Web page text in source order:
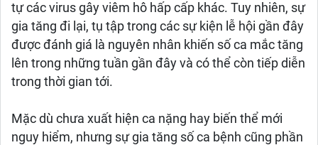
tự các virus gây viêm hô hấp cấp khác. Tuy nhiên, sự
gia tăng đi lại, tụ tập trong các sự kiện lễ hội gần đây
được đánh giá là nguyên nhân khiến số ca mắc tăng
lên trong những tuần gần đây và có thể còn tiếp diễn
trong thời gian tới.
Mặc dù chưa xuất hiện ca nặng hay biến thể mới
nguy hiểm, nhưng sự gia tăng số ca bệnh cũng phần